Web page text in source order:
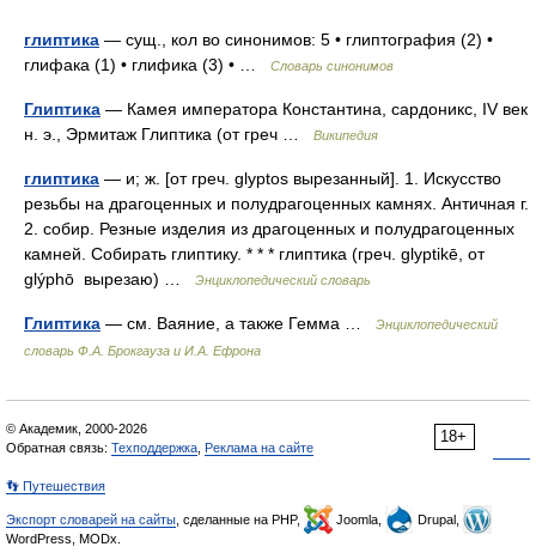
глиптика — сущ., кол во синонимов: 5 • глиптография (2) •
глифака (1) • глифика (3) • …
Словарь синонимов
Глиптика — Камея императора Константина, сардоникс, IV век
н. э., Эрмитаж Глиптика (от греч …
Википедия
глиптика — и; ж. [от греч. glyptos вырезанный]. 1. Искусство
резьбы на драгоценных и полудрагоценных камнях. Античная г.
2. собир. Резные изделия из драгоценных и полудрагоценных
камней. Собирать глиптику. * * * глиптика (греч. glyptikē, от
glýphō вырезаю) …
Энциклопедический словарь
Глиптика — см. Ваяние, а также Гемма …
Энциклопедический
словарь Ф.А. Брокгауза и И.А. Ефрона
18+
© Академик, 2000-2026
Обратная связь: Техподдержка Реклама на сайте
👣 Путешествия
Экспорт словарей на сайты , сделанные на PHP, Joomla,
Drupal,
WordPress, MODx.